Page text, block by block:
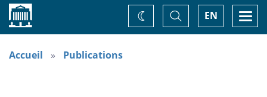
Accueil EN
Basculer
la
recherche
Changez
de
Accueil Publications